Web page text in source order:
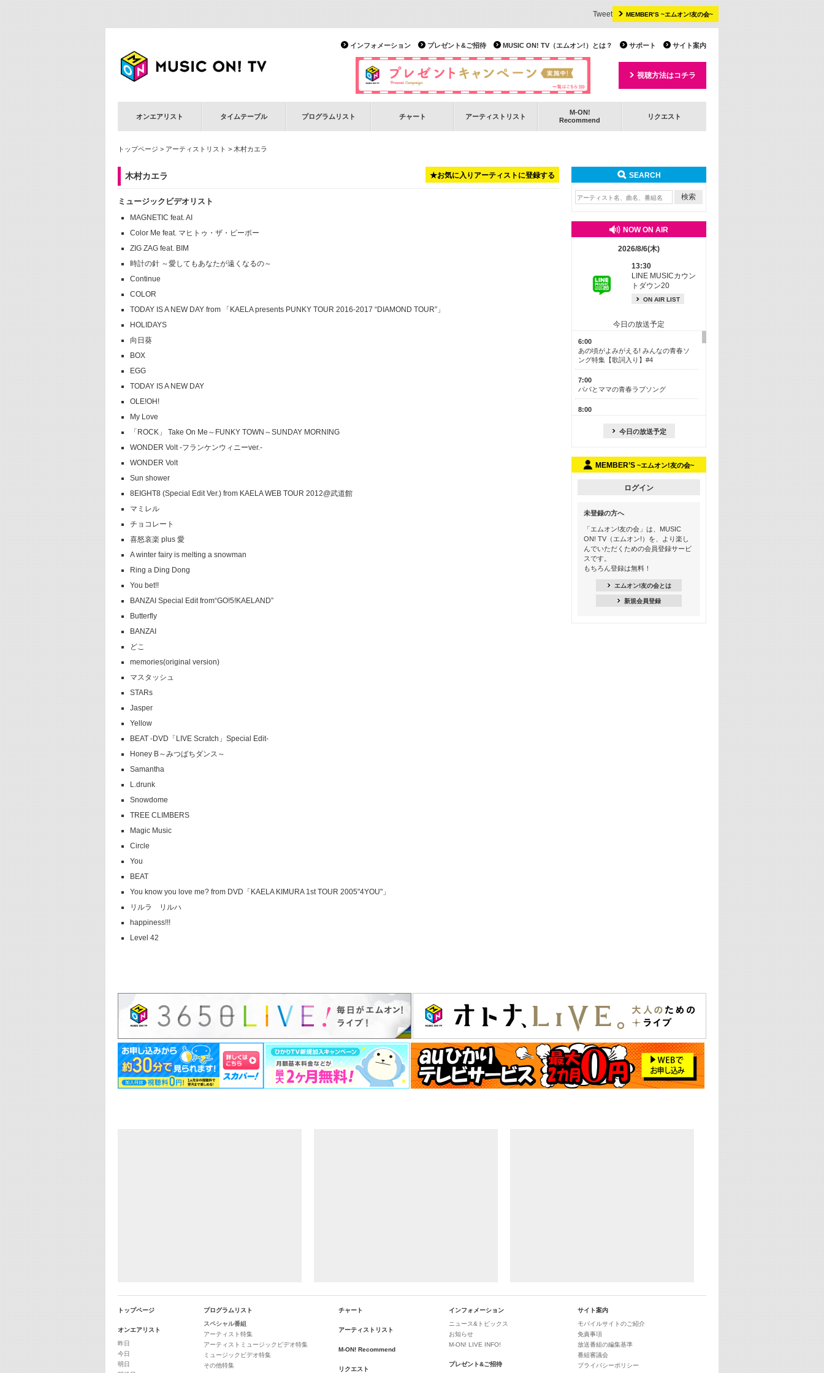
MEMBER’S ~エムオン!友の会~
Tweet
サイト案内
サポート
MUSIC ON! TV（エムオン!）とは？
プレゼント&ご招待
インフォメーション
視聴方法はコチラ
オンエアリスト タイムテーブル プログラムリスト チャート アーティストリスト
M-ON!
Recommend
リクエスト
トップページ > アーティストリスト > 木村カエラ
★お気に入りアーティストに登録する
木村カエラ
ミュージックビデオリスト
MAGNETIC feat. AI
Color Me feat. マヒトゥ・ザ・ピーポー
ZIG ZAG feat. BIM
時計の針 ～愛してもあなたが遠くなるの～
Continue
COLOR
TODAY IS A NEW DAY from 「KAELA presents PUNKY TOUR 2016-2017 “DIAMOND TOUR”」
HOLIDAYS
向日葵
BOX
EGG
TODAY IS A NEW DAY
OLE!OH!
My Love
「ROCK」 Take On Me～FUNKY TOWN～SUNDAY MORNING
WONDER Volt -フランケンウィニーver.-
WONDER Volt
Sun shower
8EIGHT8 (Special Edit Ver.) from KAELA WEB TOUR 2012@武道館
マミレル
チョコレート
喜怒哀楽 plus 愛
A winter fairy is melting a snowman
Ring a Ding Dong
You bet!!
BANZAI Special Edit from“GO!5!KAELAND”
Butterfly
BANZAI
どこ
memories(original version)
マスタッシュ
STARs
Jasper
Yellow
BEAT -DVD「LIVE Scratch」Special Edit-
Honey B～みつばちダンス～
Samantha
L.drunk
Snowdome
TREE CLIMBERS
Magic Music
Circle
You
BEAT
You know you love me? from DVD「KAELA KIMURA 1st TOUR 2005"4YOU"」
リルラ リルハ
happiness!!!
Level 42
SEARCH
NOW ON AIR
2026/8/6(木)
13:30
LINE MUSICカウン
トダウン20
ON AIR LIST
今日の放送予定
6:00
あの頃がよみがえる! みんなの青春ソ
ング特集【歌詞入り】#4
7:00
パパとママの青春ラブソング
8:00
13:00
15:30
この夏聴きたい! サマーソングメドレ
ー【歌詞入り】 #4
16:30
あのころK-POPヒッツ! 2021年
今日の放送予定
MEMBER’S ~エムオン!友の会~
ログイン
未登録の方へ
「エムオン!友の会」は、MUSIC
ON! TV（エムオン!）を、より楽し
んでいただくための会員登録サービ
スです。
もちろん登録は無料！
エムオン!友の会とは
新規会員登録
トップページ
オンエアリスト
昨日
今日
明日
プログラムリスト
スペシャル番組
アーティスト特集
アーティストミュージックビデオ特集
ミュージックビデオ特集
その他特集
チャート
アーティストリスト
M-ON! Recommend
リクエスト
インフォメーション
ニュース&トピックス
お知らせ
M-ON! LIVE INFO!
プレゼント&ご招待
サイト案内
モバイルサイトのご紹介
免責事項
放送番組の編集基準
番組審議会
プライバシーポリシー